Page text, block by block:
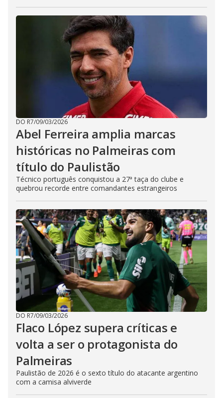
DO R7/09/03/2026
Abel Ferreira amplia marcas
históricas no Palmeiras com
título do Paulistão
Técnico português conquistou a 27ª taça do clube e
quebrou recorde entre comandantes estrangeiros
DO R7/09/03/2026
Flaco López supera críticas e
volta a ser o protagonista do
Palmeiras
Paulistão de 2026 é o sexto título do atacante argentino
com a camisa alviverde